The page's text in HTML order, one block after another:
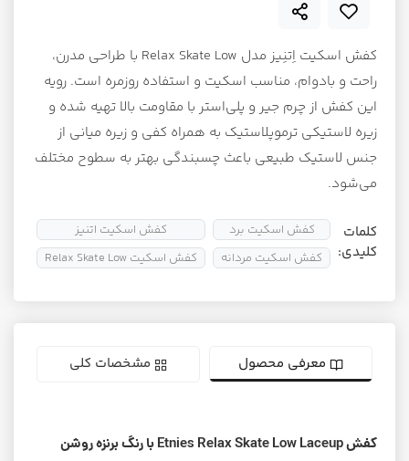
کفش اسکیت اِتنِیز مدل Relax Skate Low با طراحی مدرن،
راحت و بادوام، مناسب اسکیت و استفاده روزمره است. رویه
این کفش از چرم جیر و پلی‌استر با مقاومت بالا تهیه شده و
زیره لاستیکی ترموپلاستیک به همراه کفی و زیره میانی از
جنس لاستیک طبیعی باعث چسبندگی بهتر به سطوح مختلف
می‌شود.
کلمات
کلیدی:
کفش اسکیت برد
کفش اسکیت مردانه
کفش اسکیت اتنیز
کفش اسکیت Relax Skate Low
معرفی محصول مشخصات کلی
کفش Etnies Relax Skate Low Laceup با رنگ برنزه روشن